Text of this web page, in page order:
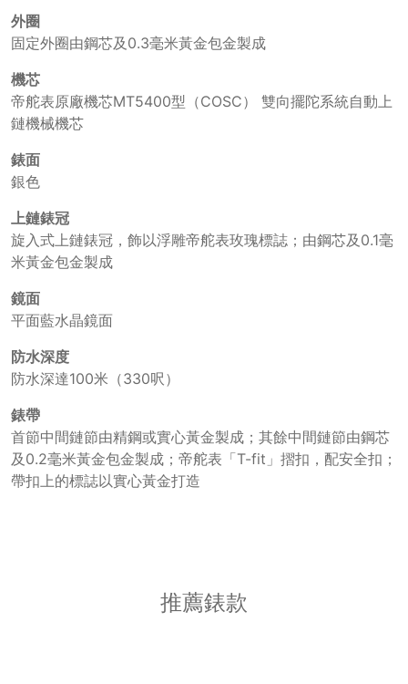
外圈
固定外圈由鋼芯及0.3毫米黃金包金製成
機芯
帝舵表原廠機芯MT5400型（COSC） 雙向擺陀系統自動上
鏈機械機芯
錶面
銀色
上鏈錶冠
旋入式上鏈錶冠，飾以浮雕帝舵表玫瑰標誌；由鋼芯及0.1毫
米黃金包金製成
鏡面
平面藍水晶鏡面
防水深度
防水深達100米（330呎）
錶帶
首節中間鏈節由精鋼或實心黃金製成；其餘中間鏈節由鋼芯
及0.2毫米黃金包金製成；帝舵表「T-fit」摺扣，配安全扣；
帶扣上的標誌以實心黃金打造
推薦錶款